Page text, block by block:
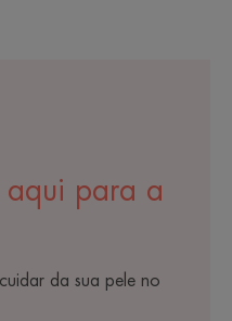
aqui para a
da sua pele no